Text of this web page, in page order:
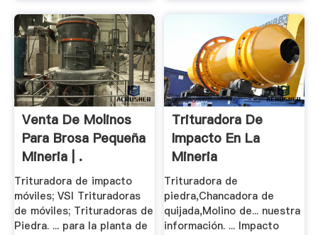
Venta De Molinos
Para Brosa Pequeña
Mineria | .
Trituradora de impacto
móviles; VSI Trituradoras
de móviles; Trituradoras de
Piedra. ... para la planta de
Trituradora De
Impacto En La
Mineria
Trituradora de
piedra,Chancadora de
quijada,Molino de... nuestra
información. ... Impacto